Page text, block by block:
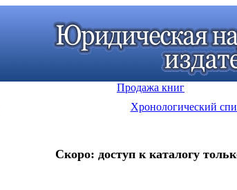
Продажа книг
Хронологический
Скоро: доступ к каталогу